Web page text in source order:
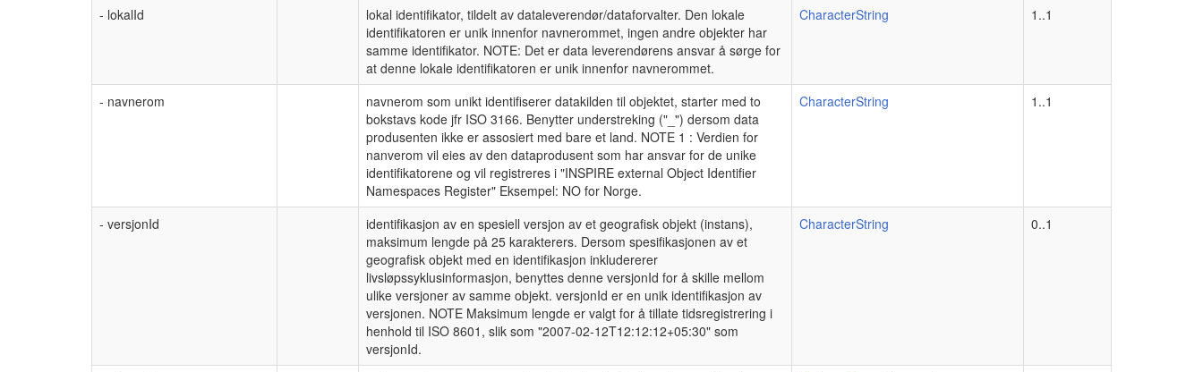
- lokalId
lokal identifikator, tildelt av dataleverendør/dataforvalter. Den lokale
identifikatoren er unik innenfor navnerommet, ingen andre objekter har
samme identifikator. NOTE: Det er data leverendørens ansvar å sørge for
at denne lokale identifikatoren er unik innenfor navnerommet.
CharacterString 1..1
- navnerom
navnerom som unikt identifiserer datakilden til objektet, starter med to
bokstavs kode jfr ISO 3166. Benytter understreking ("_") dersom data
produsenten ikke er assosiert med bare et land. NOTE 1 : Verdien for
nanverom vil eies av den dataprodusent som har ansvar for de unike
identifikatorene og vil registreres i "INSPIRE external Object Identifier
Namespaces Register" Eksempel: NO for Norge.
CharacterString 1..1
- versjonId
identifikasjon av en spesiell versjon av et geografisk objekt (instans),
maksimum lengde på 25 karakterers. Dersom spesifikasjonen av et
geografisk objekt med en identifikasjon inkludererer
livsløpssyklusinformasjon, benyttes denne versjonId for å skille mellom
ulike versjoner av samme objekt. versjonId er en unik identifikasjon av
versjonen. NOTE Maksimum lengde er valgt for å tillate tidsregistrering i
henhold til ISO 8601, slik som "2007-02-12T12:12:12+05:30" som
versjonId.
CharacterString 0..1